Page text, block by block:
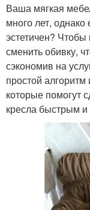
Ваша мягкая
много лет,
эстетичен? Чтобы
сменить обивку,
сэкономив на
простой алгоритм
которые помогут
кресла быстрым